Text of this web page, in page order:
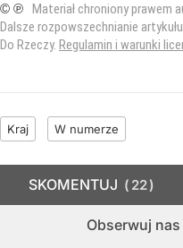
© ℗ Materiał chroniony prawem
Dalsze rozpowszechnianie
Do Rzeczy. Regulamin i warunki
Kraj W numerze
Obserwuj nas
SKOMENTUJ 22